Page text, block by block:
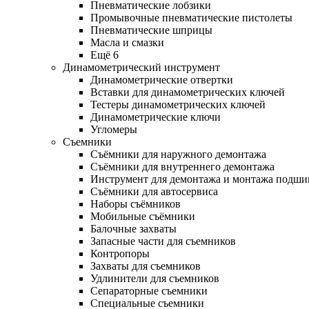
Пневматические лобзики
Промывочные пневматические пистолеты
Пневматические шприцы
Масла и смазки
Ещё 6
Динамометрический инструмент
Динамометрические отвертки
Вставки для динамометрических ключей
Тестеры динамометрических ключей
Динамометрические ключи
Угломеры
Съемники
Съёмники для наружного демонтажа
Съёмники для внутреннего демонтажа
Инструмент для демонтажа и монтажа
Съёмники для автосервиса
Наборы съёмников
Мобильные съёмники
Балочные захваты
Запасные части для съемников
Контропоры
Захваты для съемников
Удлинители для съемников
Сепараторные съемники
Специальные съемники